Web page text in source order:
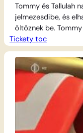
Tommy és Tallulah
jelmezesdibe, és
öltöznek be.
a jelmezét ölti
McCoggins mestert
megpróbálják
is, de hamar
bőrébe bújni, főleg…
Tickety toc